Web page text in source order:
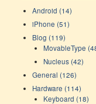
Android (14)
iPhone (51)
Blog (119)
MovableType
Nucleus (42)
General (126)
Hardware (114)
Keyboard (18)